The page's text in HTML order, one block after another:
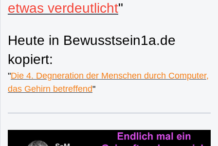
etwas verdeutlicht"
Heute in Bewusstsein1a.de
kopiert:
"Die 4. Degneration der Menschen durch Computer,
das Gehirn betreffend"